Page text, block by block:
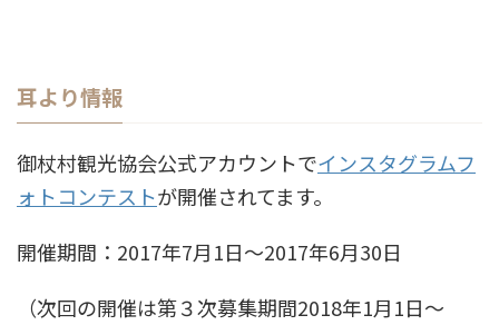
耳より情報
御杖村観光協会公式アカウントでインスタグラムフ
ォトコンテストが開催されてます。
開催期間：2017年7月1日～2017年6月30日
（次回の開催は第３次募集期間2018年1月1日～